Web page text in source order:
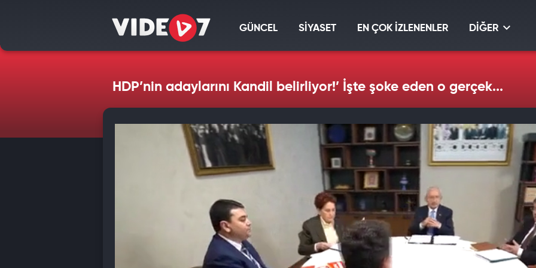
GÜNCEL SİYASET EN ÇOK İZLENENLER DİĞER
HDP’nin adaylarını Kandil belirliyor!’ İşte şoke eden o gerçek...